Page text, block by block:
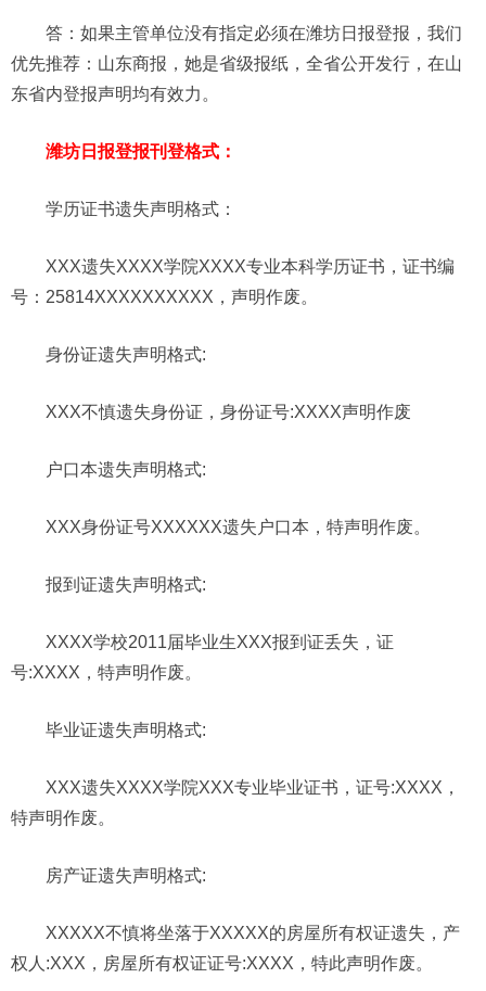
答：如果主管单位没有指定必须在潍坊日报登报，我们
优先推荐：山东商报，她是省级报纸，全省公开发行，在山
东省内登报声明均有效力。
潍坊日报登报刊登格式：
学历证书遗失声明格式 ：
XXX遗失XXXX学院XXXX专业本科学历证书，证书编
号：25814XXXXXXXXXX，声明作废。
身份证遗失声明格式:
XXX不慎遗失身份证，身份证号:XXXX声明作废
户口本遗失声明格式:
XXX身份证号XXXXXX遗失户口本，特声明作废。
报到证遗失声明格式:
XXXX学校2011届毕业生XXX报到证丢失，证
号:XXXX，特声明作废。
毕业证遗失声明格式:
XXX遗失XXXX学院XXX专业毕业证书，证号:XXXX，
特声明作废。
房产证遗失声明格式:
XXXXX不慎将坐落于XXXXX的房屋所有权证遗失，产
权人:XXX，房屋所有权证证号:XXXX，特此声明作废。